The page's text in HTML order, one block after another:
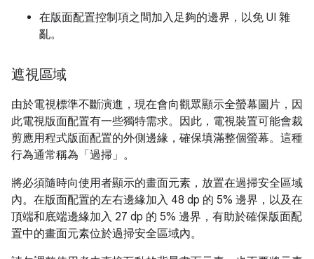
在版面配置控制項之間加入足夠的邊界，以免 UI 雜
亂。
遮視區域
由於電視標準不斷演進，現在會向觀眾顯示全螢幕圖片，因
此電視版面配置有一些獨特需求。因此，電視裝置可能會裁
剪應用程式版面配置的外側邊緣，確保填滿整個螢幕。這種
行為通常稱為「過掃」 。
將必須隨時向使用者顯示的畫面元素，放置在過掃安全區域
內。在版面配置的左右邊緣加入 48 dp 的 5% 邊界，以及在
頂端和底端邊緣加入 27 dp 的 5% 邊界，有助於確保版面配
置中的畫面元素位於過掃安全區域內。